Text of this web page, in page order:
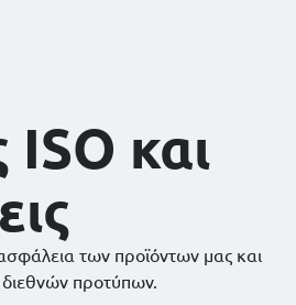
ISO και
των προϊόντων μας και
προτύπων.